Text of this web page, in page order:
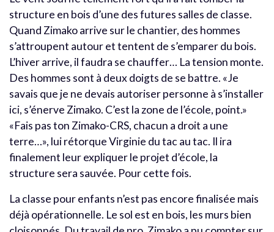
structure en bois d’une des futures salles de classe.
Quand Zimako arrive sur le chantier, des hommes
s’attroupent autour et tentent de s’emparer du bois.
L’hiver arrive, il faudra se chauffer… La tension monte.
Des hommes sont à deux doigts de se battre. «Je
savais que je ne devais autoriser personne à s’installer
ici, s’énerve Zimako. C’est la zone de l’école, point.»
«Fais pas ton Zimako-CRS, chacun a droit a une
terre…», lui rétorque Virginie du tac au tac. Il ira
finalement leur expliquer le projet d’école, la
structure sera sauvée. Pour cette fois.
La classe pour enfants n’est pas encore finalisée mais
déjà opérationnelle. Le sol est en bois, les murs bien